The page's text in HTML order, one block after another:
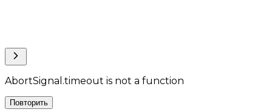
AbortSignal.timeout is not a function
Повторить